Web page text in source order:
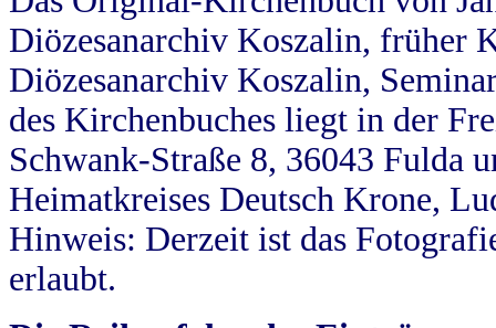
Diözesanarchiv Koszalin, früher
Diözesanarchiv Koszalin,
des Kirchenbuches liegt in der
Schwank-Straße 8, 36043 Fulda
Heimatkreises Deutsch Krone,
Hinweis: Derzeit ist das
erlaubt.